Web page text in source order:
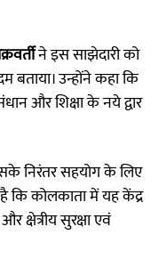
ने इस साझेदारी को
उन्होंने कहा कि
और शिक्षा के नये द्वार
निरंतर सहयोग के लिए
है कि कोलकाता में यह केंद्र
क्षेत्रीय सुरक्षा एवं